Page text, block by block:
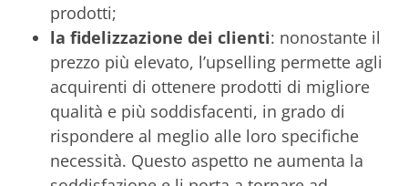
prodotti;
la fidelizzazione dei clienti: nonostante il
prezzo più elevato, l’upselling permette agli
acquirenti di ottenere prodotti di migliore
qualità e più soddisfacenti, in grado di
rispondere al meglio alle loro specifiche
necessità. Questo aspetto ne aumenta la